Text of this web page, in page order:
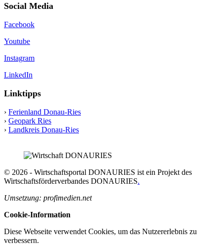
Social Media
Facebook
Youtube
Instagram
LinkedIn
Linktipps
› Ferienland Donau-Ries
› Geopark Ries
› Landkreis Donau-Ries
© 2026 - Wirtschaftsportal DONAURIES ist ein Projekt des
Wirtschaftsförderverbandes DONAURIES.
Umsetzung: profimedien.net
Cookie-Information
Diese Webseite verwendet Cookies, um das Nutzererlebnis zu
verbessern.